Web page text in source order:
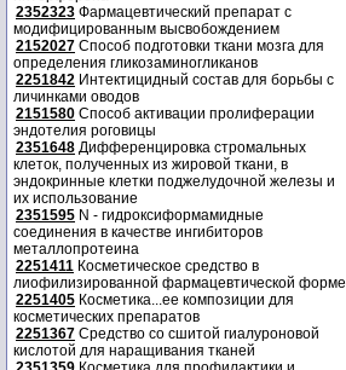
2352323 Фармацевтический препарат с
модифицированным высвобождением
2152027 Способ подготовки ткани мозга для
определения гликозаминогликанов
2251842 Интектицидный состав для борьбы с
личинками оводов
2151580 Способ активации пролиферации
эндотелия роговицы
2351648 Дифференцировка стромальных
клеток, полученных из жировой ткани, в
эндокринные клетки поджелудочной железы и
их использование
2351595 N - гидроксиформамидные
соединения в качестве ингибиторов
металлопротеина
2251411 Косметическое средство в
лиофилизированной фармацевтической форме
2251405 Косметика...ее композиции для
косметических препаратов
2251367 Средство со сшитой гиалуроновой
кислотой для наращивания тканей